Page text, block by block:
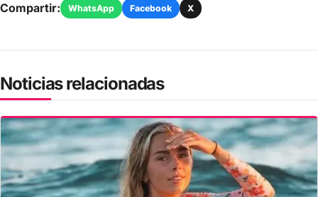
Compartir: WhatsApp Facebook X
Noticias relacionadas